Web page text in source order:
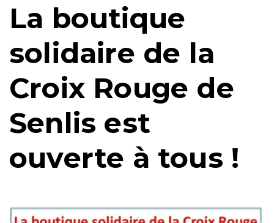
La boutique
solidaire de la
Croix Rouge de
Senlis est
ouverte à tous !